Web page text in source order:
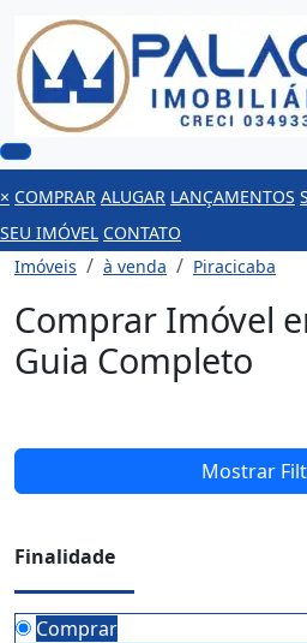
× COMPRAR ALUGAR LANÇAMENTOS
SEU IMÓVEL CONTATO
Imóveis
à venda Piracicaba
Comprar Imóvel
Guia Completo
Mostrar
Finalidade
Comprar